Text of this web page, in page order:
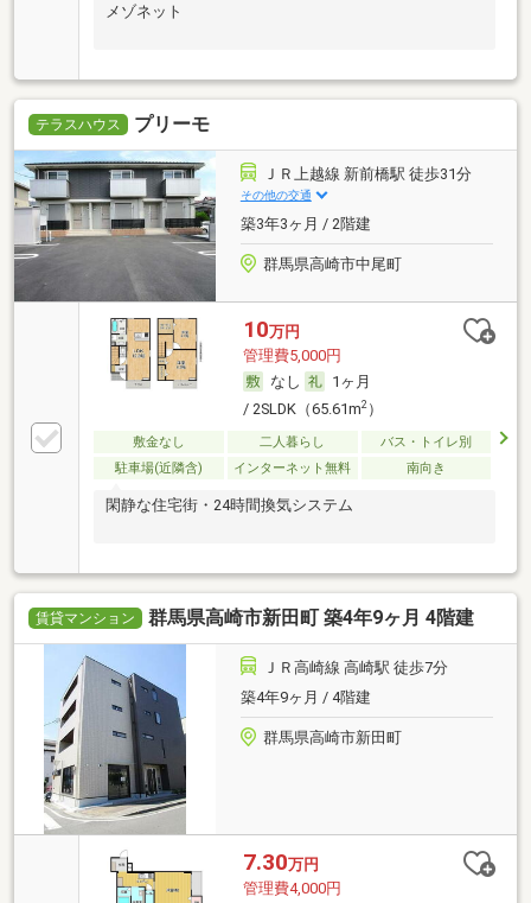
メゾネット
テラスハウス プリーモ
ＪＲ上越線 新前橋駅 徒歩31分
その他の交通
築3年3ヶ月 / 2階建
群馬県高崎市中尾町
10万円
管理費5,000円
なし
1ヶ月
/ 2SLDK（65.61m2）
敷金なし 二人暮らし
バス・トイレ別
駐車場(近隣含)
インターネット無料 南向き
閑静な住宅街・24時間換気システム
賃貸マンション 群馬県高崎市新田町 築4年9ヶ月 4階建
ＪＲ高崎線 高崎駅 徒歩7分
築4年9ヶ月 / 4階建
群馬県高崎市新田町
7.30万円
管理費4,000円